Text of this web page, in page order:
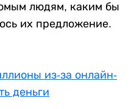
людям, каким бы
их предложение.
из-за онлайн-
деньги